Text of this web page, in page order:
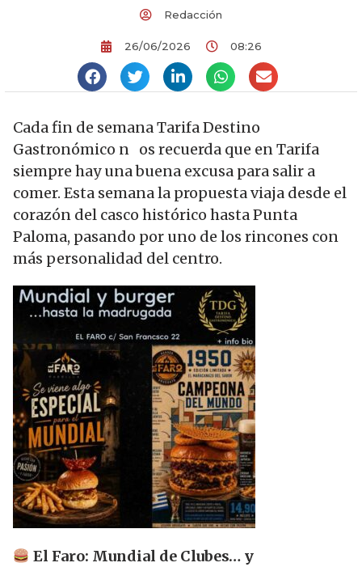
Redacción
26/06/2026 08:26
Cada fin de semana Tarifa Destino
Gastronómico n os recuerda que en Tarifa
siempre hay una buena excusa para salir a
comer. Esta semana la propuesta viaja desde el
corazón del casco histórico hasta Punta
Paloma, pasando por uno de los rincones con
más personalidad del centro.
El Faro: Mundial de Clubes… y